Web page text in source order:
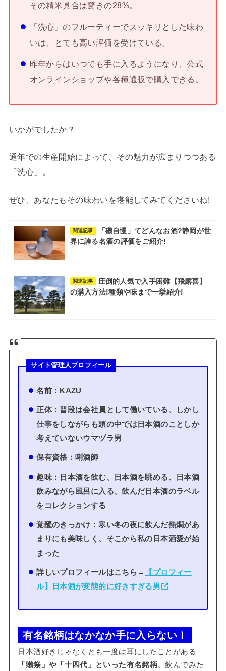
その精米具合は驚きの28%。
「洗心」のフルーティーでスッキリとした味わ
いは、とても高い評価を受けている。
昨年からはいつでも手に入るようになり、公式
オンラインショップや各種通販で購入できる。
いかがでしたか？
通年での生産開始によって、その魅力が広まりつつある
「洗心」。
ぜひ、あなたもその味わいを堪能してみてくださいね!
関連記事
「磯自慢」てどんなお酒?静岡が世
界に誇る名酒の評価をご紹介!
関連記事
圧倒的人気で入手困難【飛露喜】
の購入方法!種類や味まで一挙紹介!
サイト管理人プロフィール
名前：KAZU
正体：普段は会社員として働いている、しかし
仕事をしながらも頭の中では日本酒のことしか
考えていないウマヅラ男
保有資格：唎酒師
趣味：日本酒を飲む、日本酒を眺める、日本酒
飲みながら風呂に入る、飲んだ日本酒のラベル
をコレクションする
覚醒のきっかけ：寒い冬の夜に飲んだ熱燗があ
まりにも美味しく、そこから私の日本酒愛が始
まった
詳しいプロフィールはこちら→
【プロフィー
ル】日本酒が変態的に好きすぎる男
有名銘柄はなかなか手に入らない！
日本酒好きじゃなくとも一度は耳にしたことがある
「獺祭」や「十四代」といった有名銘柄。飲んでみた